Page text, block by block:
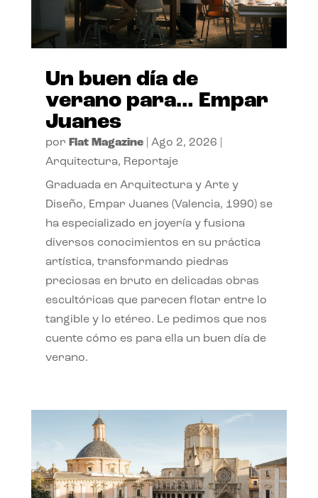
Un buen día de
verano para… Empar
Juanes
por Flat Magazine| Ago 2, 2026
Arquitectura, Reportaje
Graduada en Arquitectura y Arte y
Diseño, Empar Juanes (Valencia, 1990) se
ha especializado en joyería y fusiona
diversos conocimientos en su práctica
artística, transformando piedras
preciosas en bruto en delicadas obras
escultóricas que parecen flotar entre lo
tangible y lo etéreo. Le pedimos que nos
cuente cómo es para ella un buen día de
verano.